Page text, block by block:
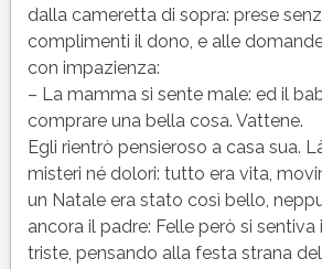
dalla cameretta di sopra: prese
complimenti il dono, e alle
con impazienza:
– La mamma si sente male: ed il
comprare una bella cosa. Vattene.
Egli rientrò pensieroso a casa sua.
misteri né dolori: tutto era vita,
un Natale era stato così bello,
ancora il padre: Felle però si sentiva
triste, pensando alla festa strana